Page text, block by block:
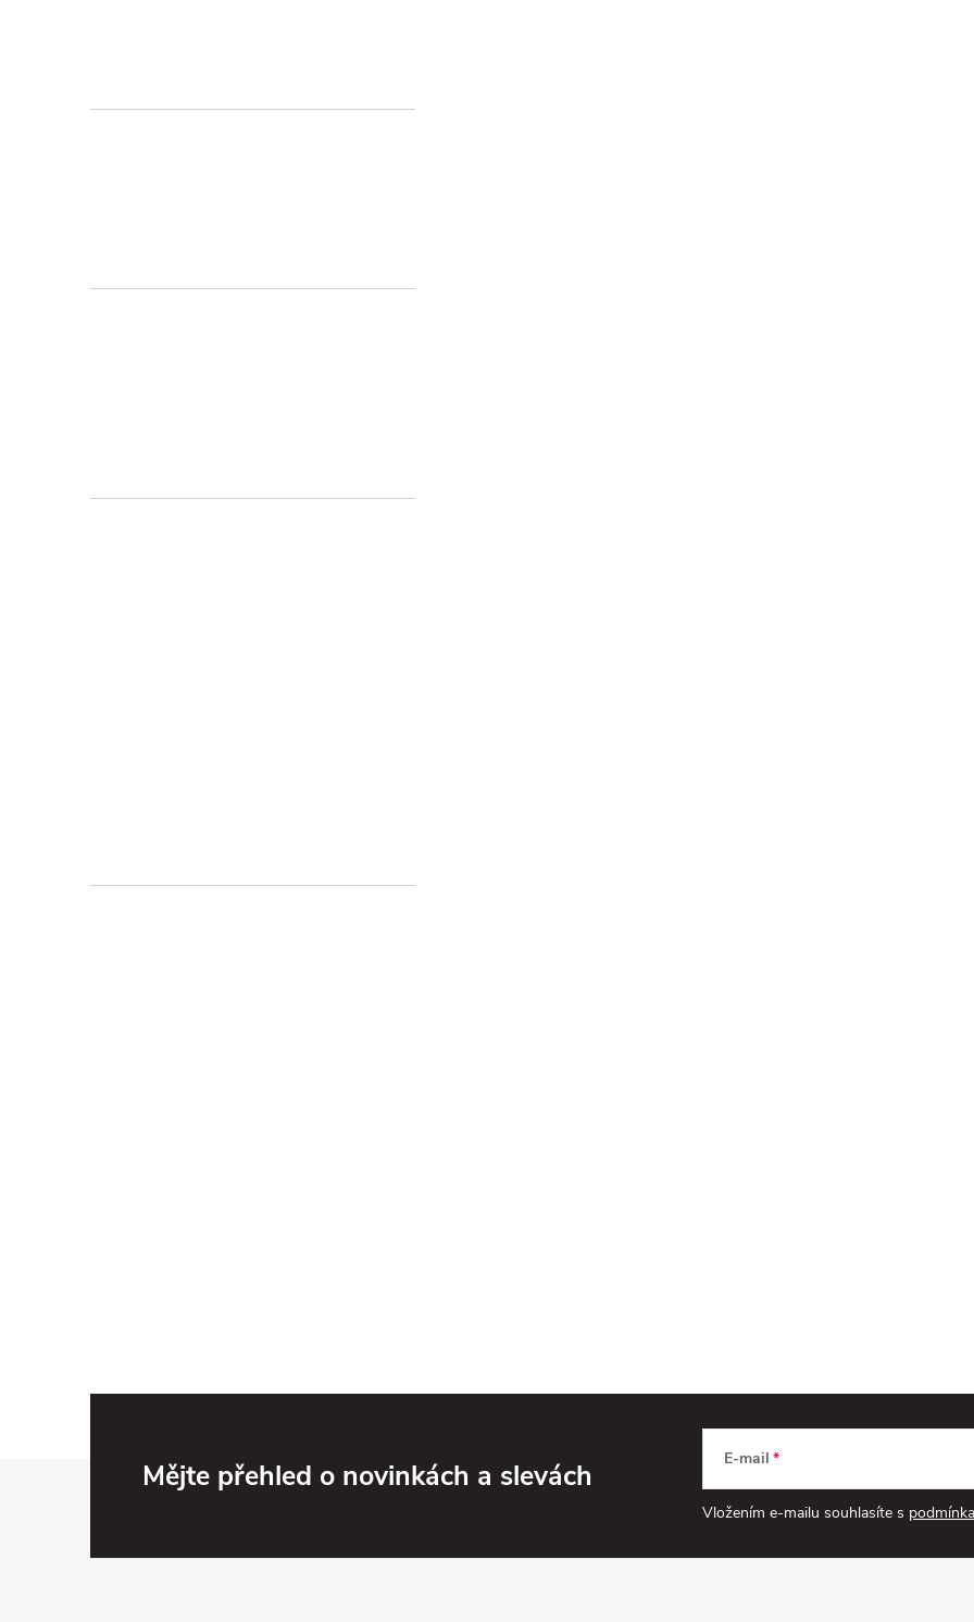
Mějte přehled o novinkách a slevách E-mail
Vložením e-mailu souhlasíte s